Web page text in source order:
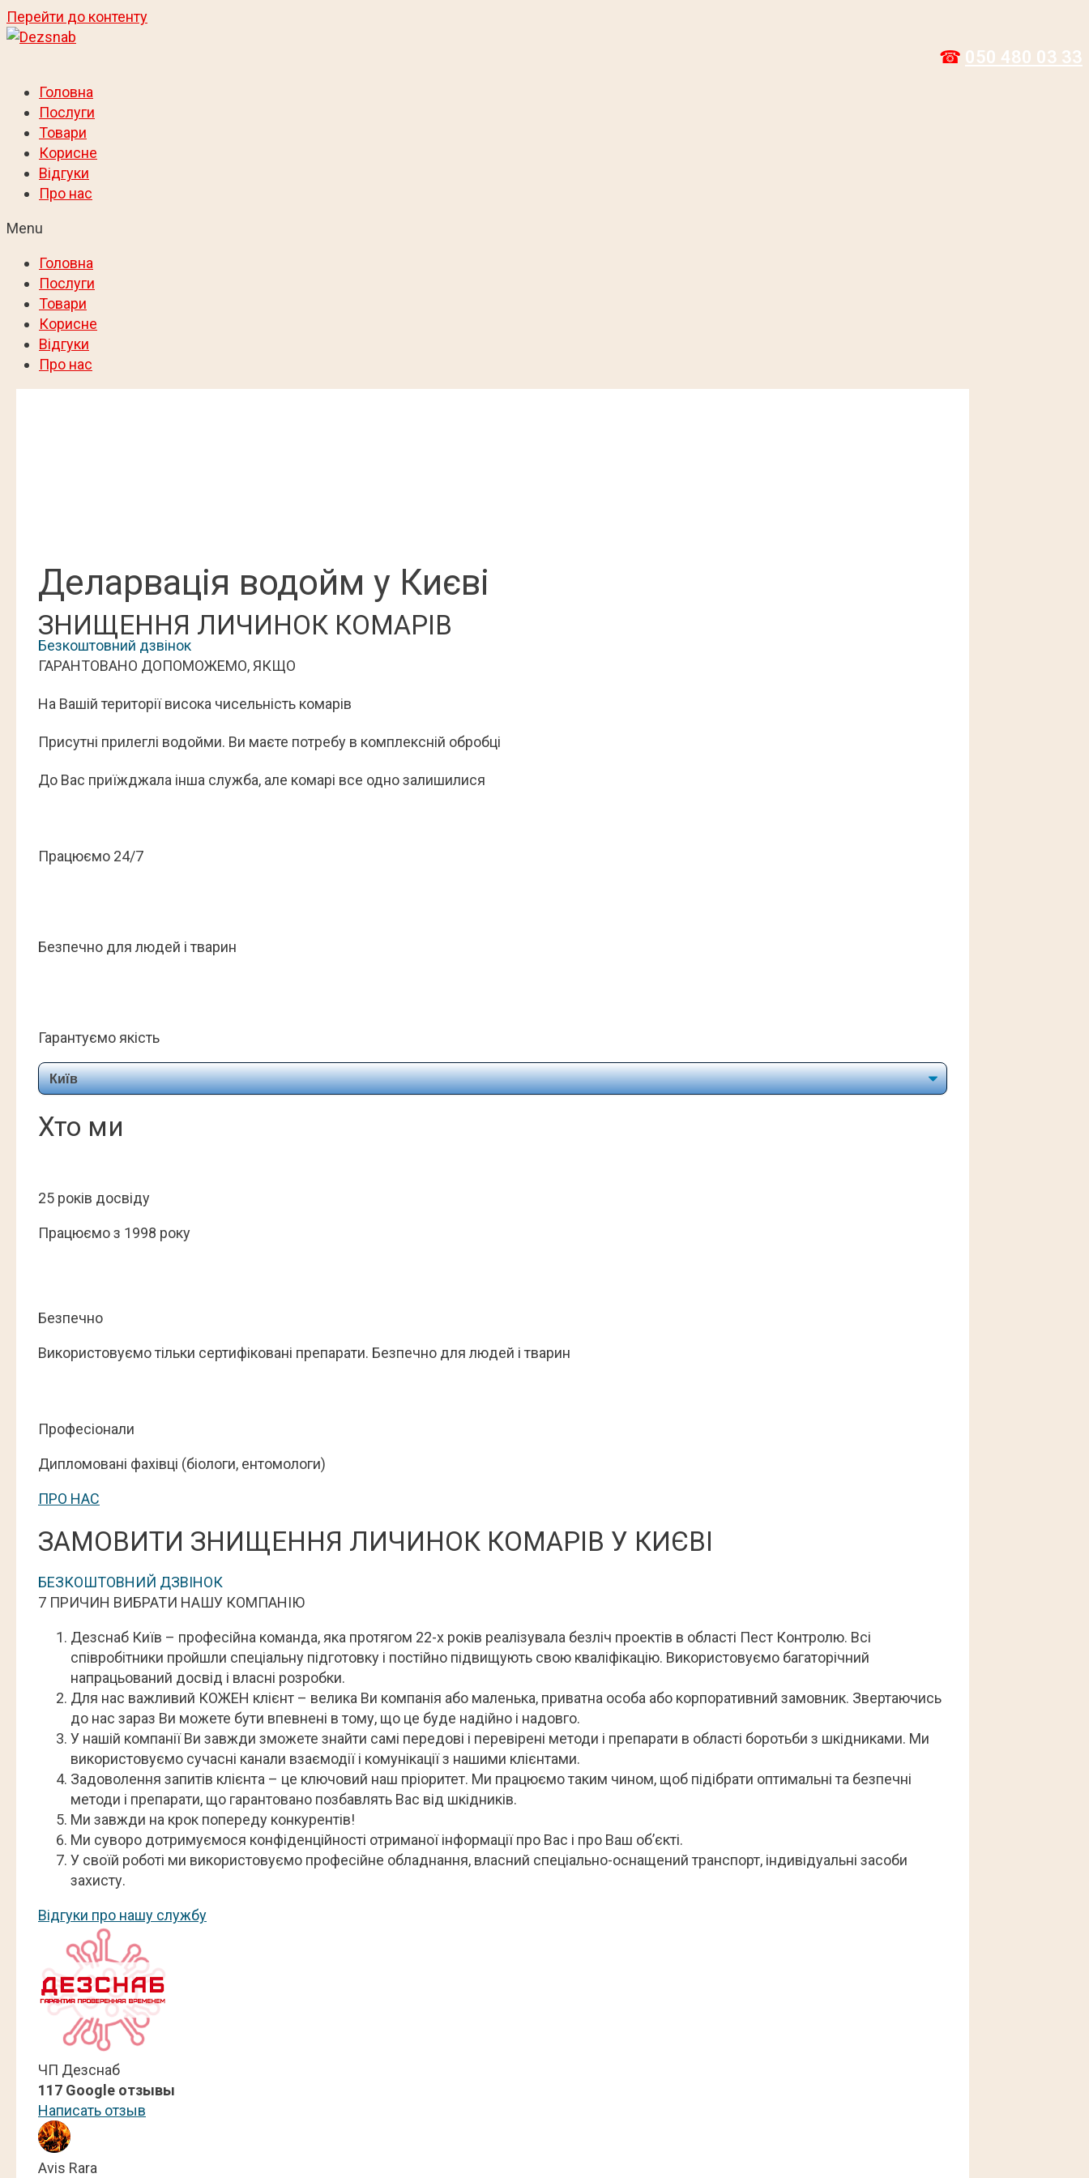
Перейти до контенту
☎ 050 480 03 33
Головна
Послуги
Товари
Корисне
Відгуки
Про нас
Menu
Головна
Послуги
Товари
Корисне
Відгуки
Про нас
Деларвація водойм у Києві
ЗНИЩЕННЯ ЛИЧИНОК КОМАРІВ
Безкоштовний дзвінок
ГАРАНТОВАНО ДОПОМОЖЕМО, ЯКЩО
На Вашій території висока чисельність комарів
Присутні прилеглі водойми. Ви маєте потребу в комплексній обробці
До Вас приїжджала інша служба, але комарі все одно залишилися
Працюємо 24/7
Безпечно для людей і тварин
Гарантуємо якість
Хто ми
25 років досвіду
Працюємо з 1998 року
Безпечно
Використовуємо тільки сертифіковані препарати. Безпечно для людей і тварин
Професіонали
Дипломовані фахівці (біологи, ентомологи)
ПРО НАС
ЗАМОВИТИ ЗНИЩЕННЯ ЛИЧИНОК КОМАРІВ У КИЄВІ
БЕЗКОШТОВНИЙ ДЗВІНОК
7 ПРИЧИН ВИБРАТИ НАШУ КОМПАНІЮ
Дезснаб Київ – професійна команда, яка протягом 22-х років реалізувала безліч проектів в області Пест Контролю. Всі
співробітники пройшли спеціальну підготовку і постійно підвищують свою кваліфікацію. Використовуємо багаторічний
напрацьований досвід і власні розробки.
Для нас важливий КОЖЕН клієнт – велика Ви компанія або маленька, приватна особа або корпоративний замовник. Звертаючись
до нас зараз Ви можете бути впевнені в тому, що це буде надійно і надовго.
У нашій компанії Ви завжди зможете знайти самі передові і перевірені методи і препарати в області боротьби з шкідниками. Ми
використовуємо сучасні канали взаємодії і комунікації з нашими клієнтами.
Задоволення запитів клієнта – це ключовий наш пріоритет. Ми працюємо таким чином, щоб підібрати оптимальні та безпечні
методи і препарати, що гарантовано позбавлять Вас від шкідників.
Ми завжди на крок попереду конкурентів!
Ми суворо дотримуємося конфіденційності отриманої інформації про Вас і про Ваш об’єкті.
У своїй роботі ми використовуємо професійне обладнання, власний спеціально-оснащений транспорт, індивідуальні засоби
захисту.
Відгуки про нашу службу
ЧП Дезснаб
117 Google отзывы
Написать отзыв
Avis Rara